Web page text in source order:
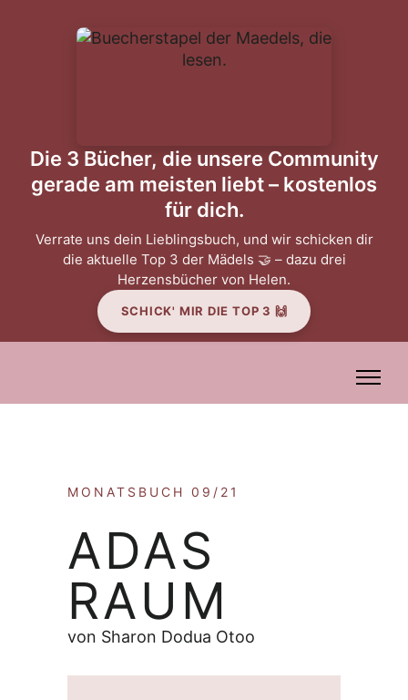
Die 3 Bücher, die unsere Community
gerade am meisten liebt – kostenlos
für dich.
Verrate uns dein Lieblingsbuch, und wir schicken dir
die aktuelle Top 3 der Mädels 🤝 – dazu drei
Herzensbücher von Helen.
SCHICK' MIR DIE TOP 3 🙌
MONATSBUCH 09/21
ADAS
RAUM
von Sharon Dodua Otoo